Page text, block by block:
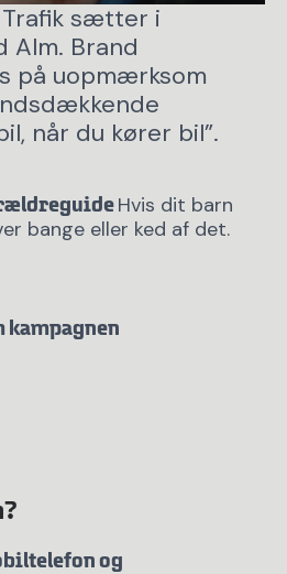
Trafik sætter i
Alm. Brand
på uopmærksom
bil, når du kører
Trafik sætter i
Alm. Brand
på uopmærksom
når du kører bil”.
Hvis dit barn
bange eller ked af det.
kampagnen
og